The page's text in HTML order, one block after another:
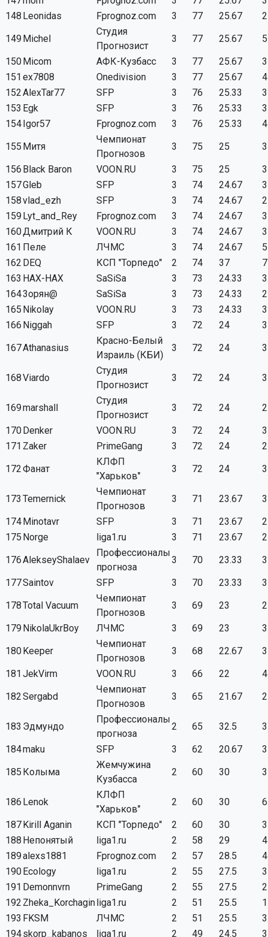
148 Leonidas Fprognoz.com 3 77 25.67
2
149Michel
Студия
Прогнозист
3 77 25.67
5
150Micom АФК-Кузбасс 3 77 25.67
3
151 ex7808 Onedivision 3 77 25.67
4
152AlexTar77 SFP 3 76 25.33
3
153 Egk SFP 3 76 25.33
3
154Igor57 Fprognoz.com 3 76 25.33
4
155 Митя
Чемпионат
Прогнозов
3 75 25
3
156 Black Baron VOON.RU 3 75 25
3
157Gleb SFP 3 74 24.67
3
158vlad_ezh SFP 3 74 24.67
2
159Lyt_and_Rey Fprognoz.com 3 74 24.67
3
160Дмитрий К VOON.RU 3 74 24.67
3
161 Пеле ЛЧМС 3 74 24.67
5
162 DEQ КСП "Торпедо" 2 74 37
7
163 HAX-HAX SaSiSa 3 73 24.33
3
1643орян@ SaSiSa 3 73 24.33
2
165 Nikolay VOON.RU 3 73 24.33
3
166 Niggah SFP 3 72 24
3
167Athanasius
Красно-Белый
Израиль (КБИ)
3 72 24 3
168Viardo
Студия
Прогнозист
3 72 24 3
169marshall
Студия
Прогнозист
3 72 24
2
170Denker VOON.RU 3 72 24
3
171 Zaker PrimeGang 3 72 24
2
172Фанат
КЛФП
"Харьков"
3 72 24 3
173 Temernick
Чемпионат
Прогнозов
3 71 23.67
3
174Minotavr SFP 3 71 23.67
2
175 Norge liga1.ru 3 71 23.67
2
176AlekseyShalaev
Профессионалы
прогноза
3 70 23.33
3
177Saintov SFP 3 70 23.33
3
178Total Vacuum
Чемпионат
Прогнозов
3 69 23
2
179NikolaUkrBoy ЛЧМС 3 69 23
3
180Keeper
Чемпионат
Прогнозов
3 68 22.67
3
181 JekVirm VOON.RU 3 66 22
4
182Sergabd
Чемпионат
Прогнозов
3 65 21.67 2
183 Эдмундо
Профессионалы
прогноза
2 65 32.5
3
184maku SFP 3 62 20.67
3
185 Колыма
Жемчужина
Кузбасса
2 60 30 3
186 Lenok
КЛФП
"Харьков"
2 60 30
6
187Kirill Aganin КСП "Торпедо" 2 60 30
3
188 Непонятый liga1.ru 2 58 29
4
189alexs1881 Fprognoz.com 2 57 28.5
4
190Ecology liga1.ru 2 55 27.5
3
191 Demonnvrn PrimeGang 2 55 27.5
2
192 Zheka_Korchaginliga1.ru 2 51 25.5
1
193 FKSM ЛЧМС 2 51 25.5
3
194skorp_kabanos liga1.ru 2 49 24.5
3